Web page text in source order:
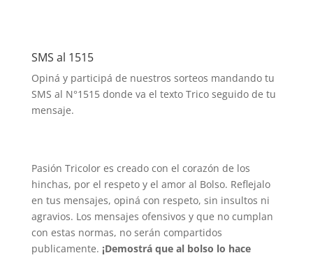
SMS al 1515
Opiná y participá de nuestros sorteos mandando tu
SMS al N°1515 donde va el texto Trico seguido de tu
mensaje.
Pasión Tricolor es creado con el corazón de los
hinchas, por el respeto y el amor al Bolso. Reflejalo
en tus mensajes, opiná con respeto, sin insultos ni
agravios. Los mensajes ofensivos y que no cumplan
con estas normas, no serán compartidos
publicamente. ¡Demostrá que al bolso lo hace